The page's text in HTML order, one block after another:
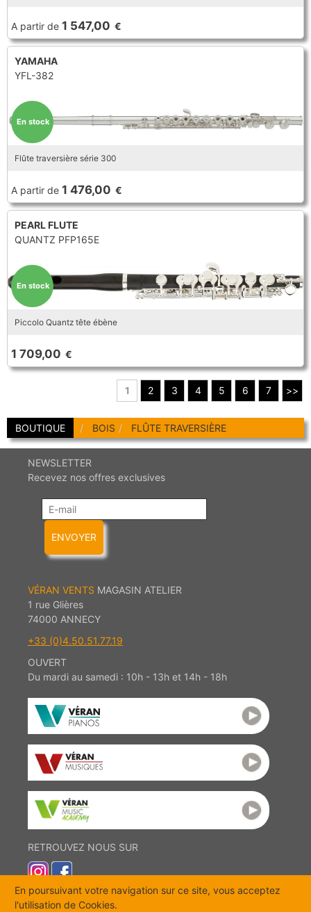
A partir de 1 547,00 €
YAMAHA
YFL-382
Flûte traversière série 300
A partir de 1 476,00 €
En stock
PEARL FLUTE
QUANTZ PFP165E
Piccolo Quantz tête ébène
1 709,00 €
En stock
1 2 3 4 5 6 7 >>
BOUTIQUE BOIS FLÛTE TRAVERSIÈRE
En poursuivant votre navigation sur ce site, vous acceptez
l'utilisation de Cookies.
NEWSLETTER
Recevez nos offres exclusives
ENVOYER
VÉRAN VENTS MAGASIN ATELIER
1 rue Glières
74000 ANNECY
+33 (0)4.50.51.77.19
OUVERT
Du mardi au samedi : 10h - 13h et 14h - 18h
RETROUVEZ NOUS SUR